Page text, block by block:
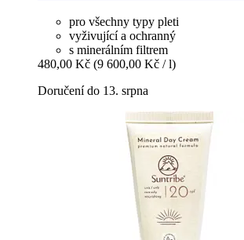
pro všechny typy pleti
vyživující a ochranný
s minerálním filtrem
480,00 Kč (9 600,00 Kč / l)
Doručení do 13. srpna